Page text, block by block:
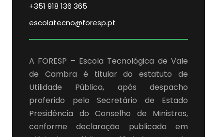
+351 918 136 365
escolatecno@foresp.pt
A FORESP – Escola Tecnológica de Vale
de Cambra é titular do estatuto de
Utilidade Pública, após despacho
proferido pelo Secretário de Estado
Presidência do Conselho de Ministros,
conforme declaração publicada em